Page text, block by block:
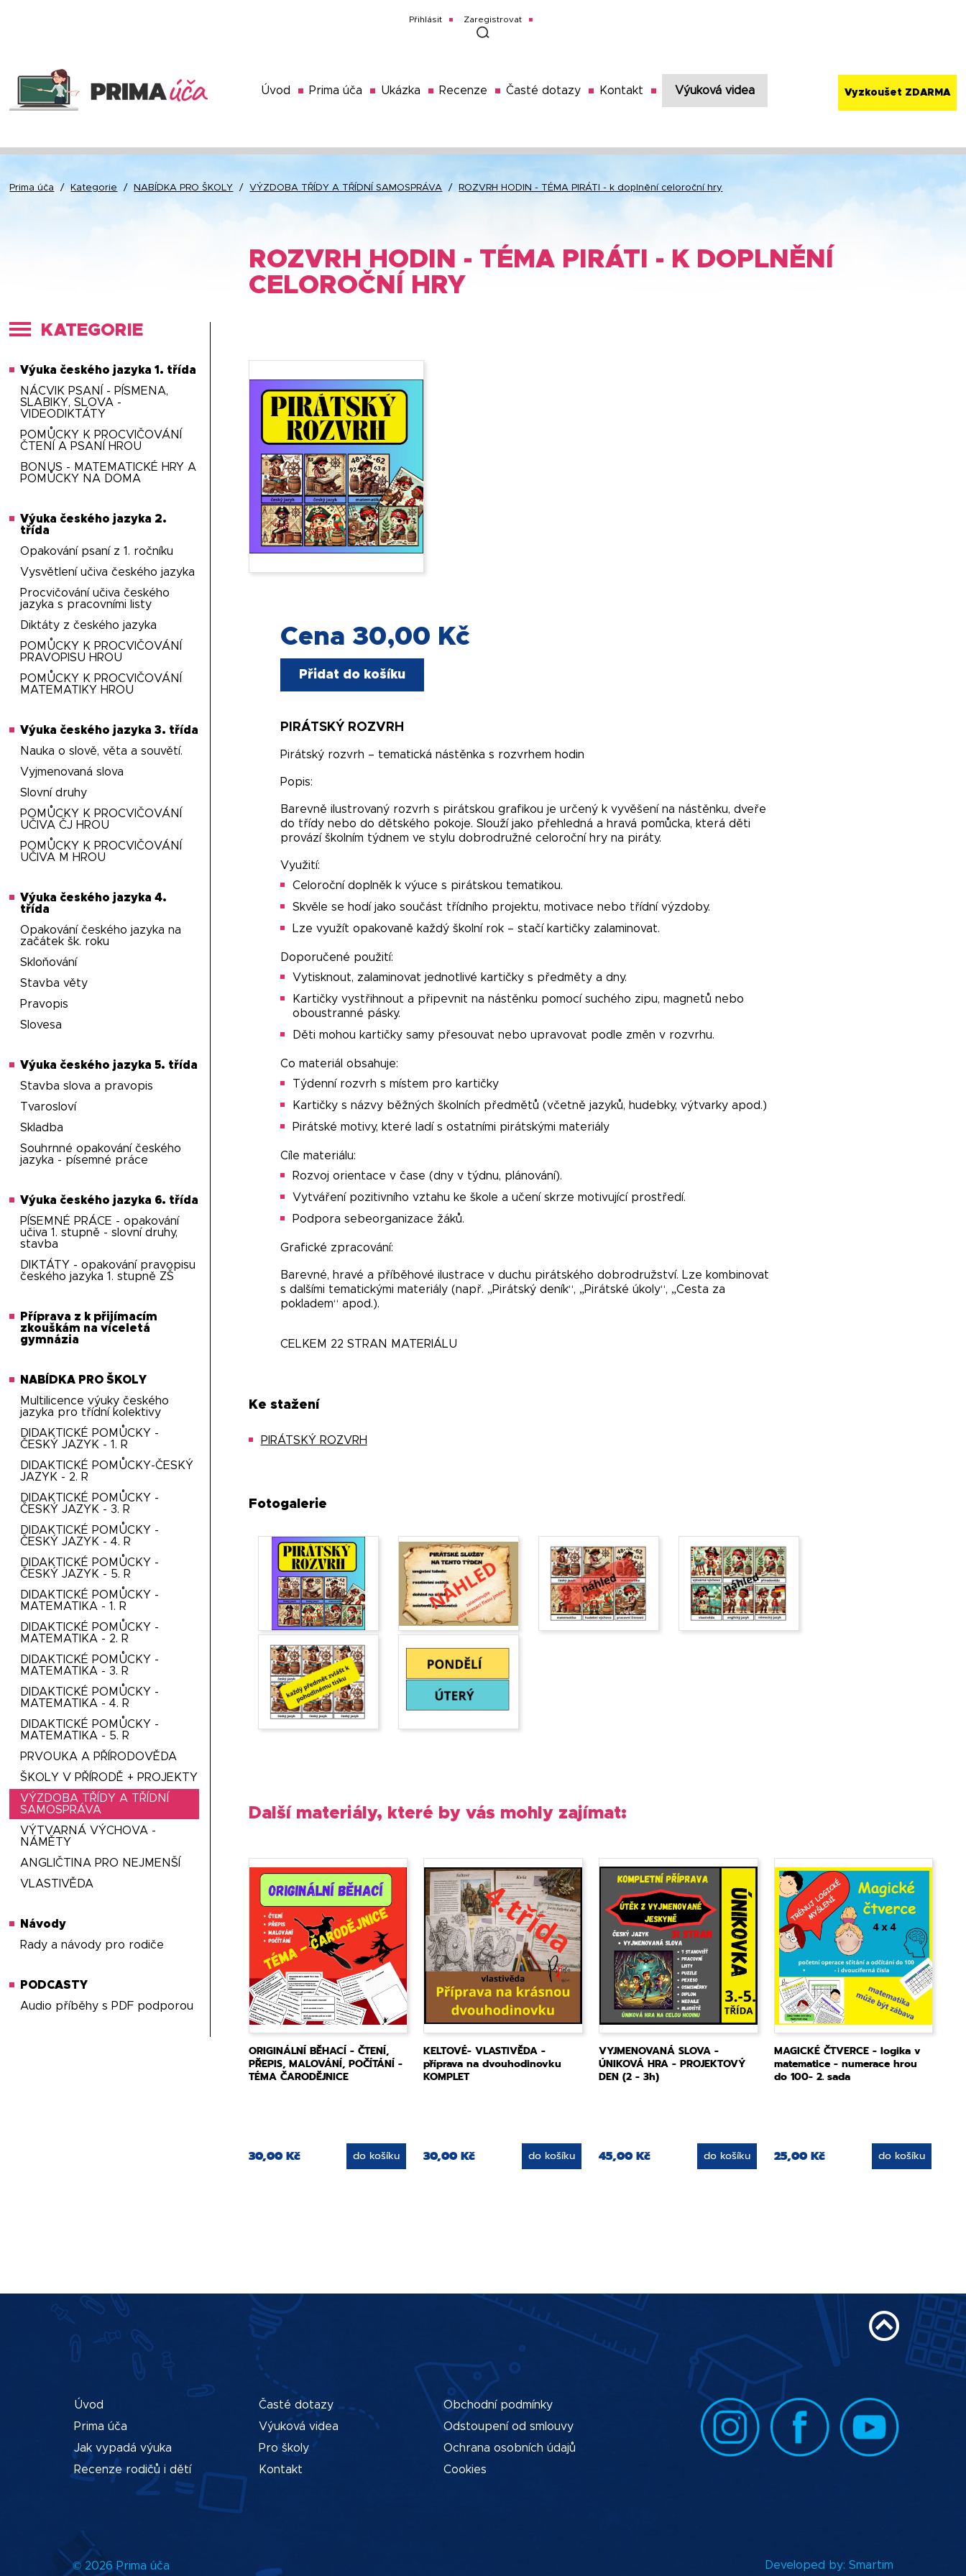
Přihlásit Zaregistrovat
Úvod Prima úča Ukázka Recenze Časté dotazy Kontakt Výuková videa Vyzkoušet ZDARMA
Prima úča / Kategorie / NABÍDKA PRO ŠKOLY / VÝZDOBA TŘÍDY A TŘÍDNÍ SAMOSPRÁVA / ROZVRH HODIN - TÉMA PIRÁTI - k doplnění celoroční hry
KATEGORIE
Výuka českého jazyka 1. třída
NÁCVIK PSANÍ - PÍSMENA,
SLABIKY, SLOVA -
VIDEODIKTÁTY
POMŮCKY K PROCVIČOVÁNÍ
ČTENÍ A PSANÍ HROU
BONUS - MATEMATICKÉ HRY A
POMŮCKY NA DOMA
Výuka českého jazyka 2.
třída
Opakování psaní z 1. ročníku
Vysvětlení učiva českého jazyka
Procvičování učiva českého
jazyka s pracovními listy
Diktáty z českého jazyka
POMŮCKY K PROCVIČOVÁNÍ
PRAVOPISU HROU
POMŮCKY K PROCVIČOVÁNÍ
MATEMATIKY HROU
Výuka českého jazyka 3. třída
Nauka o slově, věta a souvětí.
Vyjmenovaná slova
Slovní druhy
POMŮCKY K PROCVIČOVÁNÍ
UČIVA ČJ HROU
POMŮCKY K PROCVIČOVÁNÍ
UČIVA M HROU
Výuka českého jazyka 4.
třída
Opakování českého jazyka na
začátek šk. roku
Skloňování
Stavba věty
Pravopis
Slovesa
Výuka českého jazyka 5. třída
Stavba slova a pravopis
Tvarosloví
Skladba
Souhrnné opakování českého
jazyka - písemné práce
Výuka českého jazyka 6. třída
PÍSEMNÉ PRÁCE - opakování
učiva 1. stupně - slovní druhy,
stavba
DIKTÁTY - opakování pravopisu
českého jazyka 1. stupně ZŠ
Příprava z k přijímacím
zkouškám na víceletá
gymnázia
NABÍDKA PRO ŠKOLY
Multilicence výuky českého
jazyka pro třídní kolektivy
DIDAKTICKÉ POMŮCKY -
ČESKÝ JAZYK - 1. R
DIDAKTICKÉ POMŮCKY-ČESKÝ
JAZYK - 2. R
DIDAKTICKÉ POMŮCKY -
ČESKÝ JAZYK - 3. R
DIDAKTICKÉ POMŮCKY -
ČESKÝ JAZYK - 4. R
DIDAKTICKÉ POMŮCKY -
ČESKÝ JAZYK - 5. R
DIDAKTICKÉ POMŮCKY -
MATEMATIKA - 1. R
DIDAKTICKÉ POMŮCKY -
MATEMATIKA - 2. R
DIDAKTICKÉ POMŮCKY -
MATEMATIKA - 3. R
DIDAKTICKÉ POMŮCKY -
MATEMATIKA - 4. R
DIDAKTICKÉ POMŮCKY -
MATEMATIKA - 5. R
PRVOUKA A PŘÍRODOVĚDA
ŠKOLY V PŘÍRODĚ + PROJEKTY
VÝZDOBA TŘÍDY A TŘÍDNÍ
SAMOSPRÁVA
VÝTVARNÁ VÝCHOVA -
NÁMĚTY
ANGLIČTINA PRO NEJMENŠÍ
VLASTIVĚDA
Návody
Rady a návody pro rodiče
PODCASTY
Audio příběhy s PDF podporou
ROZVRH HODIN - TÉMA PIRÁTI - K DOPLNĚNÍ
CELOROČNÍ HRY
Cena 30,00 Kč
Přidat do košíku
PIRÁTSKÝ ROZVRH
Pirátský rozvrh – tematická nástěnka s rozvrhem hodin
Popis:
Barevně ilustrovaný rozvrh s pirátskou grafikou je určený k vyvěšení na nástěnku, dveře
do třídy nebo do dětského pokoje. Slouží jako přehledná a hravá pomůcka, která děti
provází školním týdnem ve stylu dobrodružné celoroční hry na piráty.
Využití:
Celoroční doplněk k výuce s pirátskou tematikou.
Skvěle se hodí jako součást třídního projektu, motivace nebo třídní výzdoby.
Lze využít opakovaně každý školní rok – stačí kartičky zalaminovat.
Doporučené použití:
Vytisknout, zalaminovat jednotlivé kartičky s předměty a dny.
Kartičky vystřihnout a připevnit na nástěnku pomocí suchého zipu, magnetů nebo
oboustranné pásky.
Děti mohou kartičky samy přesouvat nebo upravovat podle změn v rozvrhu.
Co materiál obsahuje:
Týdenní rozvrh s místem pro kartičky
Kartičky s názvy běžných školních předmětů (včetně jazyků, hudebky, výtvarky apod.)
Pirátské motivy, které ladí s ostatními pirátskými materiály
Cíle materiálu:
Rozvoj orientace v čase (dny v týdnu, plánování).
Vytváření pozitivního vztahu ke škole a učení skrze motivující prostředí.
Podpora sebeorganizace žáků.
Grafické zpracování:
Barevné, hravé a příběhové ilustrace v duchu pirátského dobrodružství. Lze kombinovat
s dalšími tematickými materiály (např. „Pirátský deník“, „Pirátské úkoly“, „Cesta za
pokladem“ apod.).
CELKEM 22 STRAN MATERIÁLU
Ke stažení
PIRÁTSKÝ ROZVRH
Fotogalerie
Další materiály, které by vás mohly zajímat:
ORIGINÁLNÍ BĚHACÍ - ČTENÍ,
PŘEPIS, MALOVÁNÍ, POČÍTÁNÍ -
TÉMA ČARODĚJNICE
30,00 Kč do košíku
KELTOVÉ- VLASTIVĚDA -
příprava na dvouhodinovku
KOMPLET
30,00 Kč do košíku
VYJMENOVANÁ SLOVA -
ÚNIKOVÁ HRA - PROJEKTOVÝ
DEN (2 - 3h)
45,00 Kč do košíku
MAGICKÉ ČTVERCE - logika v
matematice - numerace hrou
do 100- 2. sada
25,00 Kč do košíku
Úvod
Prima úča
Jak vypadá výuka
Recenze rodičů i dětí
Časté dotazy
Výuková videa
Pro školy
Kontakt
Obchodní podmínky
Odstoupení od smlouvy
Ochrana osobních údajů
Cookies
© 2026 Prima úča Developed by: Smartim